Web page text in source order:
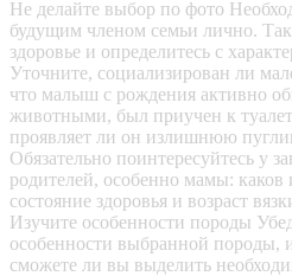
Не делайте выбор по фото
будущим членом семьи лично. Так
здоровье и определитесь с
Уточните, социализирован ли
что малыш с рождения активно
животными, был приучен к
проявляет ли он излишнюю
Обязательно поинтересуйтесь у
родителей, особенно мамы: каков
состояние здоровья и возраст
Изучите особенности породы
особенности выбранной породы,
сможете ли вы выделить